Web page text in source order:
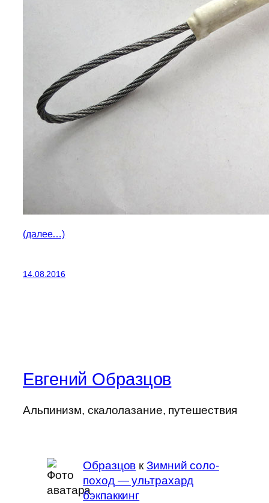
(далее…)
14.08.2016
Евгений Образцов
Альпинизм, скалолазание, путешествия
Образцов кЗимний соло-
поход — ультрахард
бэкпаккинг